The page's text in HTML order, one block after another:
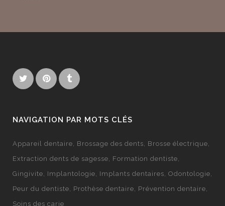
NAVIGATION PAR MOTS CLÉS
Appareil dentaire Brossage des dents
Brosse électrique
Extraction dents de sagesse
Formation dentiste
Gingivite
Implantologie Implants dentaires Odontologie
Peur du dentiste
Prothèse dentaire
Prévention dentaire
Soins des carie